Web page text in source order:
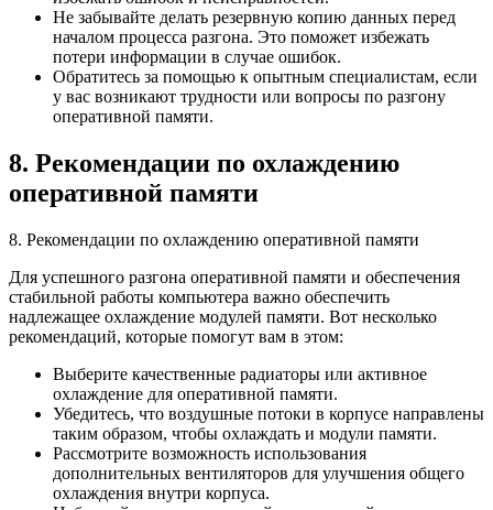
Не забывайте делать резервную копию данных перед
началом процесса разгона. Это поможет избежать
потери информации в случае ошибок.
Обратитесь за помощью к опытным специалистам, если
у вас возникают трудности или вопросы по разгону
оперативной памяти.
8. Рекомендации по охлаждению
оперативной памяти
8. Рекомендации по охлаждению оперативной памяти
Для успешного разгона оперативной памяти и обеспечения
стабильной работы компьютера важно обеспечить
надлежащее охлаждение модулей памяти. Вот несколько
рекомендаций, которые помогут вам в этом:
Выберите качественные радиаторы или активное
охлаждение для оперативной памяти.
Убедитесь, что воздушные потоки в корпусе направлены
таким образом, чтобы охлаждать и модули памяти.
Рассмотрите возможность использования
дополнительных вентиляторов для улучшения общего
охлаждения внутри корпуса.